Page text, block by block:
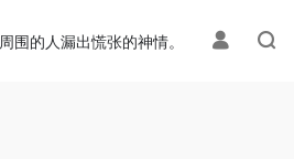
周围的人漏出慌张的神情。